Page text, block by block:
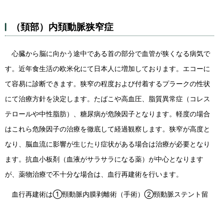
（頚部）内頚動脈狭窄症
心臓から脳に向かう途中である首の部分で血管が狭くなる病気で
す。近年食生活の欧米化にて日本人に増加しております。エコーに
て容易に診断できます。狭窄の程度および付着するプラークの性状
にて治療方針を決定します。たばこや高血圧、脂質異常症（コレス
テロールや中性脂肪）、糖尿病が危険因子となります。軽度の場合
はこれら危険因子の治療を徹底して経過観察します。狭窄が高度と
なり、脳血流に影響が生じたり症状がある場合は治療が必要となり
ます。抗血小板剤（血液がサラサラになる薬）が中心となります
が、薬物治療で不十分な場合は、血行再建術を行います。
血行再建術は①頸動脈内膜剥離術（手術）②頸動脈ステント留